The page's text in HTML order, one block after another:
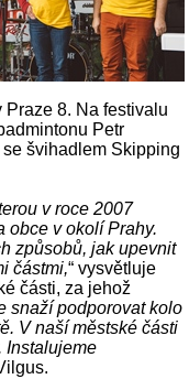
8. Na festivalu
Petr
švihadlem Skipping
v roce 2007
obce v okolí Prahy.
způsobů, jak upevnit
částmi,“ vysvětluje
části, za jehož
snaží podporovat kolo
V naší městské části
Instalujeme